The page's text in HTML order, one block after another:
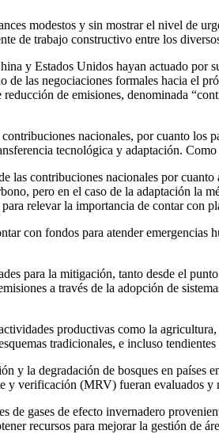
modestos y sin mostrar el nivel de
de trabajo constructivo entre los
y Estados Unidos hayan actuado por
las negociaciones formales hacia el
de emisiones, denominada
nacionales, por cuanto los
tecnológica y adaptación.
las contribuciones nacionales por
pero en el caso de la adaptación la
relevar la importancia de contar con
con fondos para atender
para la mitigación, tanto desde el
a través de la adopción de
productivas como la
tradicionales, e incluso
y la degradación de bosques en
y verificación (MRV) fueran evaluados y
gases de efecto invernadero
recursos para mejorar la gestión de